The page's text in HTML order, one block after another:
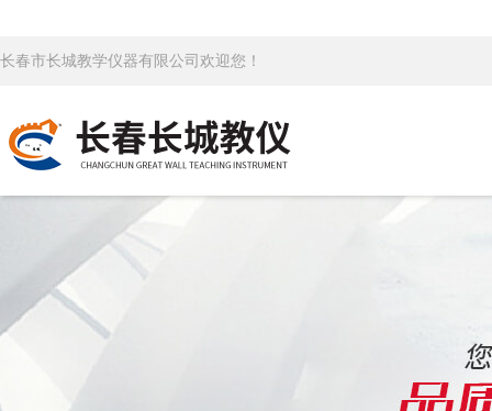
长春市长城教学仪器有限公司欢迎您！